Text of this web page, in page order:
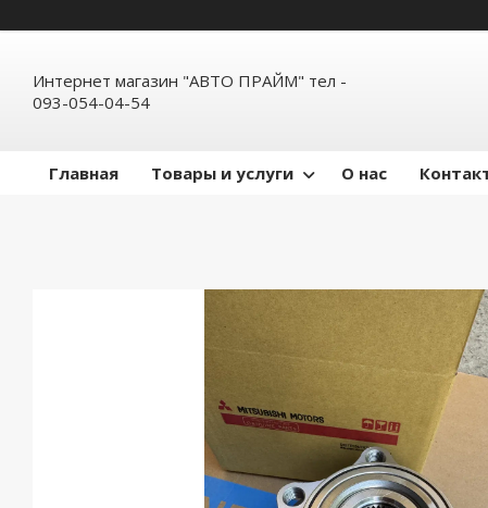
Интернет магазин "АВТО ПРАЙМ" тел -
093-054-04-54
Главная Товары и услуги О нас